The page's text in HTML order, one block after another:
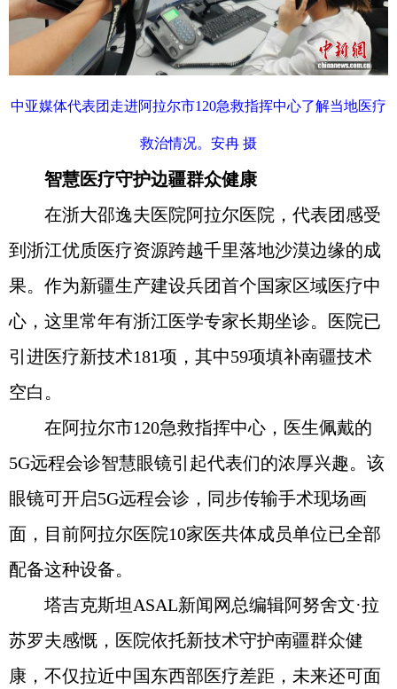
中亚媒体代表团走进阿拉尔市120急救指挥中心了解当地医疗
救治情况。安冉 摄
智慧医疗守护边疆群众健康
在浙大邵逸夫医院阿拉尔医院，代表团感受
到浙江优质医疗资源跨越千里落地沙漠边缘的成
果。作为新疆生产建设兵团首个国家区域医疗中
心，这里常年有浙江医学专家长期坐诊。医院已
引进医疗新技术181项，其中59项填补南疆技术
空白。
在阿拉尔市120急救指挥中心，医生佩戴的
5G远程会诊智慧眼镜引起代表们的浓厚兴趣。该
眼镜可开启5G远程会诊，同步传输手术现场画
面，目前阿拉尔医院10家医共体成员单位已全部
配备这种设备。
塔吉克斯坦ASAL新闻网总编辑阿努舍文·拉
苏罗夫感慨，医院依托新技术守护南疆群众健
康，不仅拉近中国东西部医疗差距，未来还可面